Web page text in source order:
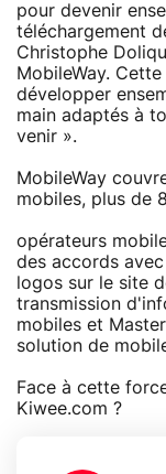
pour devenir
téléchargement
Christophe
MobileWay.
développer
main adaptés à
venir ».
MobileWay
mobiles, plus de
opérateurs
des accords
logos sur le site
transmission
mobiles et
solution de
Face à cette
Kiwee.com ?